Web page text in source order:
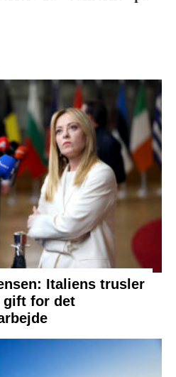
Italiens trusler
gift for det